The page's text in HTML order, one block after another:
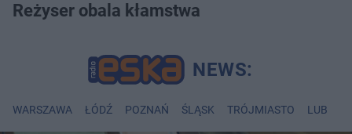
Reżyser obala kłamstwa
WARSZAWA ŁÓDŹ POZNAŃ ŚLĄSK TRÓJMIASTO LUBLIN